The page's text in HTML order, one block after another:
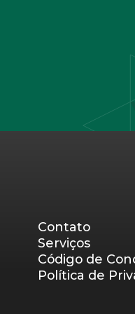
Contato
Serviços
Código de
Política de